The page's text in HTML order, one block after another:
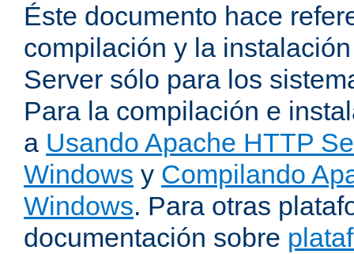
Éste documento hace
compilación y la
Server sólo para los
Para la compilación e
a Usando Apache HTTP
Windows y Compilando
Windows. Para otras
documentación sobre